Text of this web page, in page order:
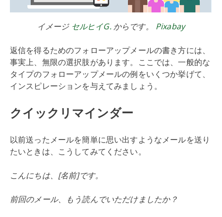
イメージ セルヒイG.からです。 Pixabay
返信を得るためのフォローアップメールの書き方には、
事実上、無限の選択肢があります。ここでは、一般的な
タイプのフォローアップメールの例をいくつか挙げて、
インスピレーションを与えてみましょう。
クイックリマインダー
以前送ったメールを簡単に思い出すようなメールを送り
たいときは、こうしてみてください。
こんにちは、[名前]です。
前回のメール、もう読んでいただけましたか？